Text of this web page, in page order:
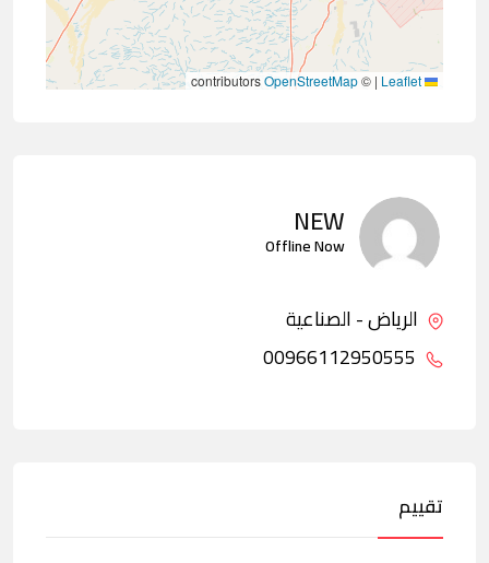
|
©
OpenStreetMap
NEW
Offline Now
الرياض - الصناعية
تقييم